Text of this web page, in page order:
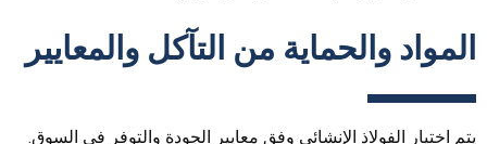
المواد والحماية من التآكل والمعايير
يتم اختيار الفولاذ الإنشائي وفق معايير الجودة والتوفر في السوق.